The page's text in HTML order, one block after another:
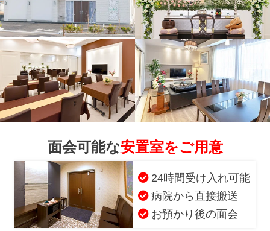
面会可能な安置室をご用意
24時間受け入れ可能
病院から直接搬送
お預かり後の面会
お得な会員価格!